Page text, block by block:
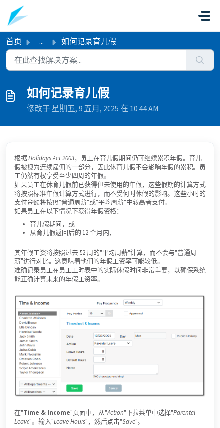
跳过至主要内容
首页 ... 如何记录育儿假
如何记录育儿假
修改于 星期五, 9 五月, 2025 在 10:44 AM
根据Holidays Act 2003，员工在育儿假期间仍可继续累积年假。育儿
假被视为连续雇佣的一部分，因此休育儿假不会影响年假的累积。员
工仍然有权享受至少四周的年假。
如果员工在休育儿假前已获得但未使用的年假，这些假期的计算方式
将按照标准年假计算方式进行，而不受何时休假的影响。这些小时的
支付金额将按照"普通周薪"或"平均周薪"中较高者支付。
如果员工在以下情况下获得年假资格：
育儿假期间，或
从育儿假返回后的 12 个月内，
其年假工资将按照过去 52 周的"平均周薪"计算，而不会与"普通周
薪"进行对比。这意味着他们的年假工资率可能较低。
准确记录员工在员工工时表中的实际休假时间非常重要，以确保系统
能正确计算未来的年假工资率。
在"Time & Income"页面中，从"Action"下拉菜单中选择"Parental
Leave"。输入"Leave Hours"，然后点击"Save"。